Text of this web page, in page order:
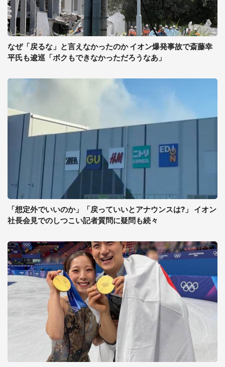
なぜ「戻るな」と言えなかったのか イオン爆発事故で斎藤幸
平氏も逡巡「ボクもできなかっただろうなあ」
「想定外でいいのか」「戻っていいとアナウンスは?」 イオン
社長会見でのしつこい記者質問に疑問も続々